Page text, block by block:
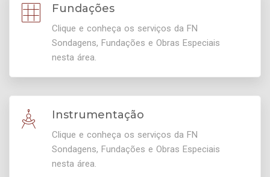
Fundações
Clique e conheça os serviços da FN
Sondagens, Fundações e Obras Especiais
nesta área.
Instrumentação
Clique e conheça os serviços da FN
Sondagens, Fundações e Obras Especiais
nesta área.